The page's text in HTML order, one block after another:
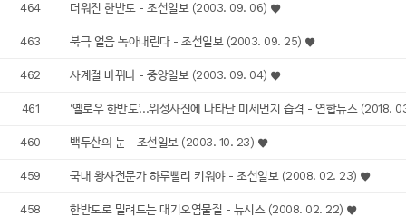
464 더워진 한반도 - 조선일보 (2003. 09. 06)
463 북극 얼음 녹아내린다 - 조선일보 (2003. 09. 25)
462 사계절 바뀌나 - 중앙일보 (2003. 09. 04)
461 ‘옐로우 한반도’…위성사진에 나타난 미세먼지 습격 - 연합뉴스 (2018.
460 백두산의 눈 - 조선일보 (2003. 10. 23)
459 국내 황사전문가 하루빨리 키워야 - 조선일보 (2008. 02. 23)
458 한반도로 밀려드는 대기오염물질 - 뉴시스 (2008. 02. 22)